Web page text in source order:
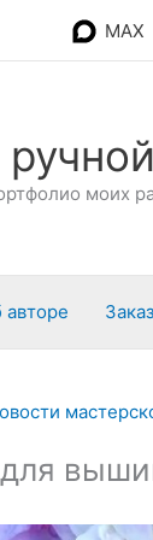
MAX
моих
авторе